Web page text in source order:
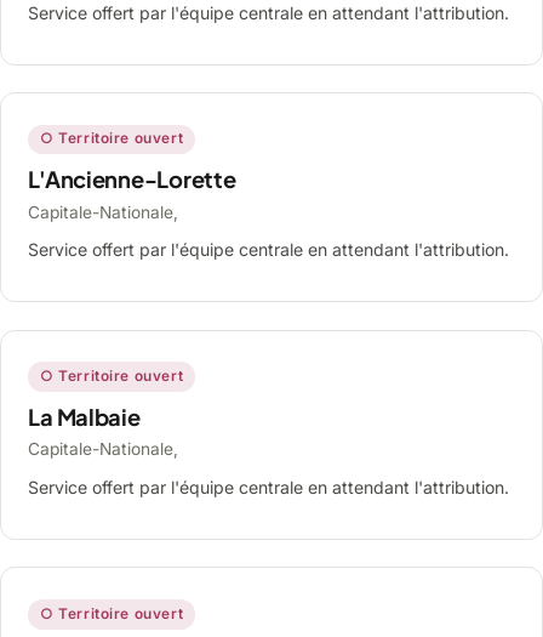
Service offert par l'équipe centrale en attendant l'attribution.
○ Territoire ouvert
L'Ancienne-Lorette
Capitale-Nationale,
Service offert par l'équipe centrale en attendant l'attribution.
○ Territoire ouvert
La Malbaie
Capitale-Nationale,
Service offert par l'équipe centrale en attendant l'attribution.
○ Territoire ouvert